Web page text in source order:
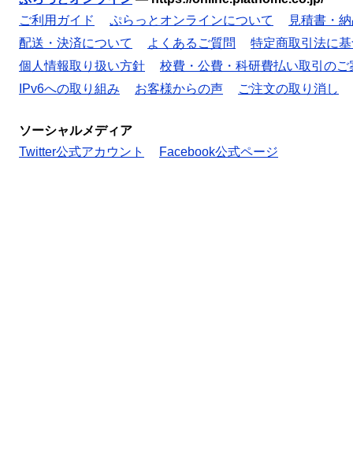
ご利用ガイド
ぷらっとオンラインについて
見積書・
配送・決済について
よくあるご質問
特定商取引法に
個人情報取り扱い方針
校費・公費・科研費払い取引のご
IPv6への取り組み
お客様からの声 ご注文の取り消し
ソーシャルメディア
Twitter公式アカウント
Facebook公式ページ